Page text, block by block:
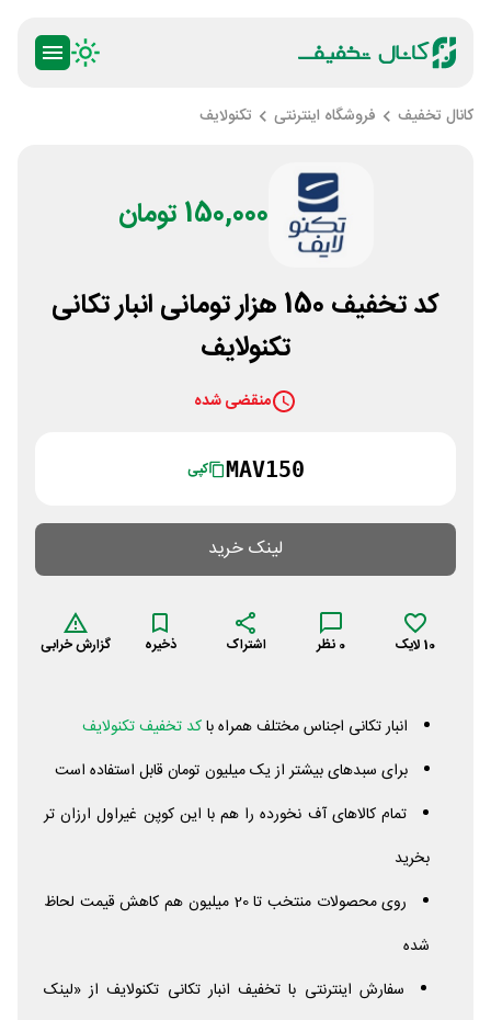
کانال تخفیف فروشگاه اینترنتی تکنولایف
150,000 تومان
کد تخفیف 150 هزار تومانی انبار تکانی
تکنولایف
منقضی شده
MAV150 کپی
لینک خرید
10لایک 0 نظر اشتراک ذخیره گزارش خرابی
انبار تکانی اجناس مختلف همراه باکد تخفیف تکنولایف
برای سبدهای بیشتر از یک میلیون تومان قابل استفاده است
تمام کالاهای آف نخورده را هم با این کوپن غیراول ارزان تر
بخرید
روی محصولات منتخب تا 20 میلیون هم کاهش قیمت لحاظ
شده
سفارش اینترنتی با تخفیف انبار تکانی تکنولایف از «لینک